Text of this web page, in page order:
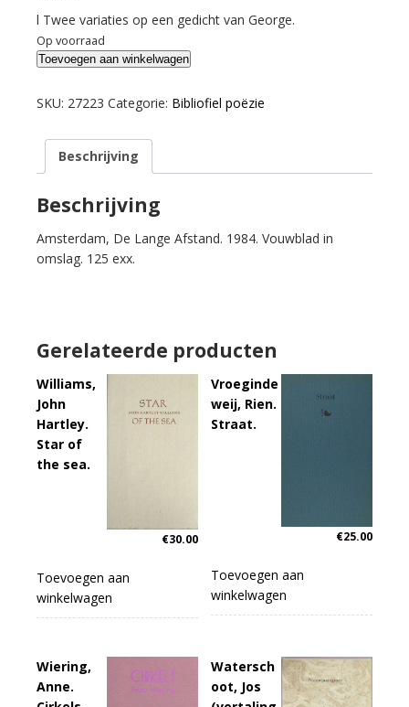
l Twee variaties op een gedicht van George.
Op voorraad
George,
Oskar
&
Wiel
Kusters.
De
van
de
Toevoegen aan winkelwagen
SKU: 27223 Categorie: Bibliofiel poëzie
Beschrijving
Beschrijving
Amsterdam, De Lange Afstand. 1984. Vouwblad in
omslag. 125 exx.
Gerelateerde producten
Williams,
John
Hartley.
Star of
the sea.
€30.00
Toevoegen aan
winkelwagen
Vroeginde
weij, Rien.
Straat.
€25.00
Toevoegen aan
winkelwagen
Wiering,
Anne.
Watersch
oot, Jos